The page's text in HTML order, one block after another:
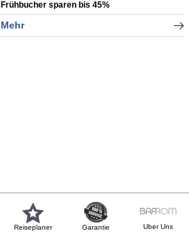
Frühbucher sparen bis 45%
Mehr
Reiseplaner Garantie Uber Uns